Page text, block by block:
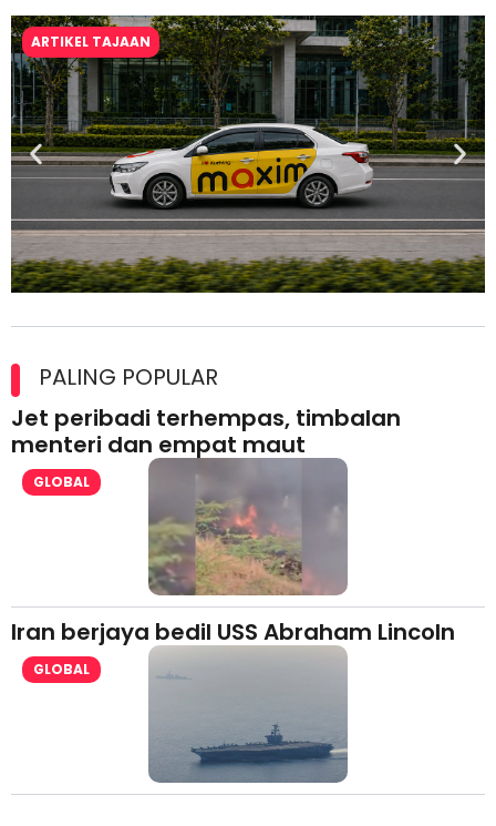
ARTIKEL TAJAAN
lesen separuh pertama 2026
PALING POPULAR
Jet peribadi terhempas, timbalan
menteri dan empat maut
GLOBAL
Iran berjaya bedil USS Abraham Lincoln
GLOBAL